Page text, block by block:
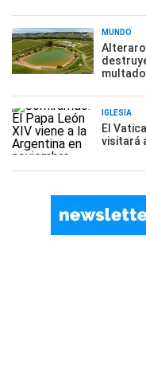
MUNDO
IGLESIA
El
visitará